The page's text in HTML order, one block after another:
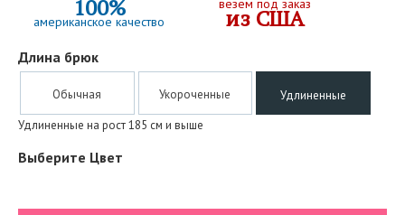
100%
американское качество
везем под заказ
из США
Длина брюк
Обычная Укороченные
Удлиненные
Удлиненные на рост 185 см и выше
Выберите Цвет